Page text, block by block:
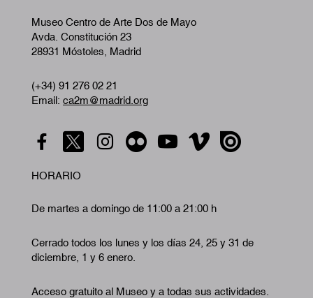
Museo Centro de Arte Dos de Mayo
Avda. Constitución 23
28931 Móstoles, Madrid
(+34) 91 276 02 21
Email: ca2m@madrid.org
HORARIO
De martes a domingo de 11:00 a 21:00 h
Cerrado todos los lunes y los días 24, 25 y 31 de
diciembre, 1 y 6 enero.
Acceso gratuito al Museo y a todas sus actividades.